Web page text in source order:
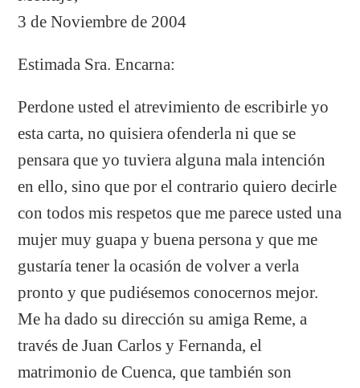
3 de Noviembre de 2004
Estimada Sra. Encarna:
Perdone usted el atrevimiento de escribirle yo
esta carta, no quisiera ofenderla ni que se
pensara que yo tuviera alguna mala intención
en ello, sino que por el contrario quiero decirle
con todos mis respetos que me parece usted una
mujer muy guapa y buena persona y que me
gustaría tener la ocasión de volver a verla
pronto y que pudiésemos conocernos mejor.
Me ha dado su dirección su amiga Reme, a
través de Juan Carlos y Fernanda, el
matrimonio de Cuenca, que también son